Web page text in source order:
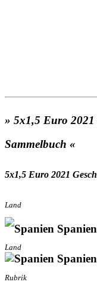
» 5x1,5 Euro 2021
Sammelbuch «
5x1,5 Euro 2021
Land
Spanien
Land
Spanien
Rubrik